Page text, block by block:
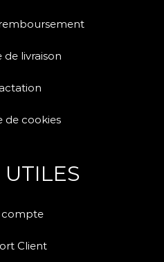
de livraison
de cookies
UTILES
compte
Client